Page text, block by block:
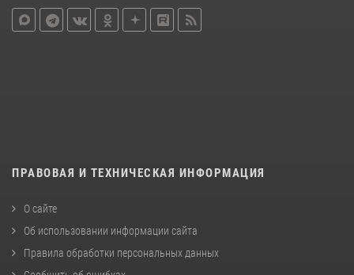
ПРАВОВАЯ И ТЕХНИЧЕСКАЯ ИНФОРМАЦИЯ
О сайте
Об использовании информации сайта
Правила обработки персональных данных